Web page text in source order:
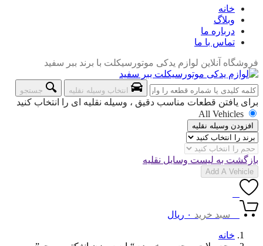
خانه
وبلاگ
درباره ما
تماس با ما
فروشگاه آنلاین لوازم یدکی موتورسیکلت با برند ببر سفید
انتخاب وسیله نقلیه جستجو
برای یافتن قطعات مناسب دقیق ، وسیله نقلیه ای را انتخاب کنید
All Vehicles
افزودن وسیله نقلیه
بازگشت به لیست وسایل نقلیه
Add A Vehicle
سبد خرید ۰ ریال
خانه